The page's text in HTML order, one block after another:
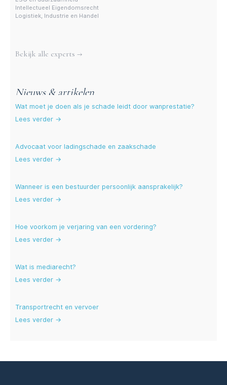
Intellectueel Eigendomsrecht
Logistiek, Industrie en Handel
Meer experts
Bekijk alle experts →
Nieuws & artikelen
Wat moet je doen als je schade leidt door wanprestatie?
Lees verder →
Advocaat voor ladingschade en zaakschade
Lees verder →
Wanneer is een bestuurder persoonlijk aansprakelijk?
Lees verder →
Hoe voorkom je verjaring van een vordering?
Lees verder →
Wat is mediarecht?
Lees verder →
Transportrecht en vervoer
Lees verder →